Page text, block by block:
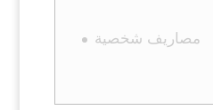
مصاريف شخصية